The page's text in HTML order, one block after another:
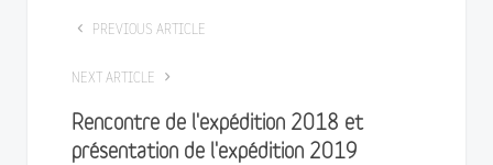
PREVIOUS ARTICLE
NEXT ARTICLE
Rencontre de l'expédition 2018 et
présentation de l'expédition 2019